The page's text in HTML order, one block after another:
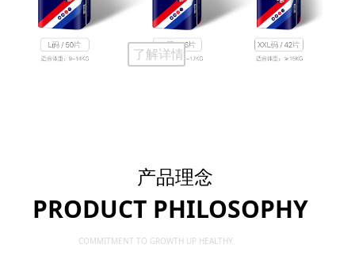
了解详情
PRODUCT PHILOSOPHY
COMMITMENT TO GROWTH UP HEALTHY
产品理念